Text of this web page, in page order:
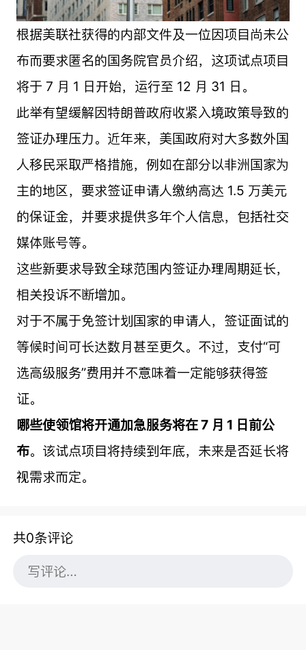
根据美联社获得的内部文件及一位因项目尚未公
布而要求匿名的国务院官员介绍，这项试点项目
将于 7 月 1 日开始，运行至 12 月 31 日。
此举有望缓解因特朗普政府收紧入境政策导致的
签证办理压力。近年来，美国政府对大多数外国
人移民采取严格措施，例如在部分以非洲国家为
主的地区，要求签证申请人缴纳高达 1.5 万美元
的保证金，并要求提供多年个人信息，包括社交
媒体账号等。
这些新要求导致全球范围内签证办理周期延长，
相关投诉不断增加。
对于不属于免签计划国家的申请人，签证面试的
等候时间可长达数月甚至更久。不过，支付“可
选高级服务”费用并不意味着一定能够获得签
证。
哪些使领馆将开通加急服务将在 7 月 1 日前公
布。该试点项目将持续到年底，未来是否延长将
视需求而定。
共0条评论